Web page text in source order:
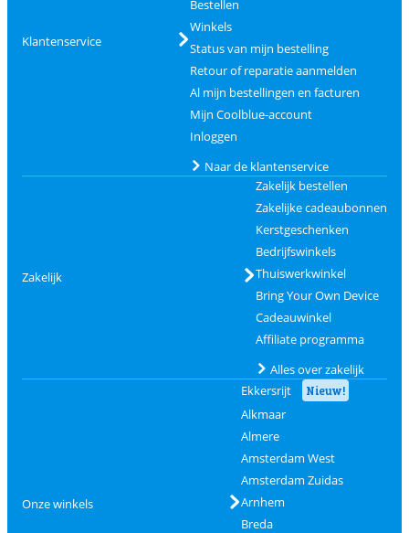
Klantenservice
Bestellen
Winkels
Status van mijn bestelling
Retour of reparatie aanmelden
Al mijn bestellingen en facturen
Mijn Coolblue-account
Inloggen
Naar de klantenservice
Zakelijk
Zakelijk bestellen
Zakelijke cadeaubonnen
Kerstgeschenken
Bedrijfswinkels
Thuiswerkwinkel
Bring Your Own Device
Cadeauwinkel
Affiliate programma
Alles over zakelijk
Onze winkels
Ekkersrijt Nieuw!
Alkmaar
Almere
Amsterdam West
Amsterdam Zuidas
Arnhem
Breda